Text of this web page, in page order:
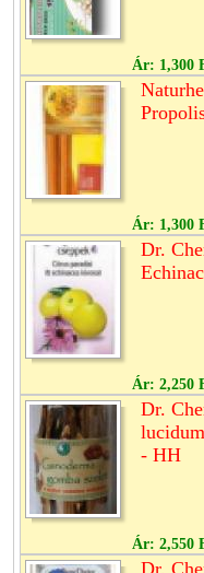
Ár: 1,300
Ár: 1,300
Dr.
Ár: 2,250
Dr.
- HH
Ár: 2,550
Dr.